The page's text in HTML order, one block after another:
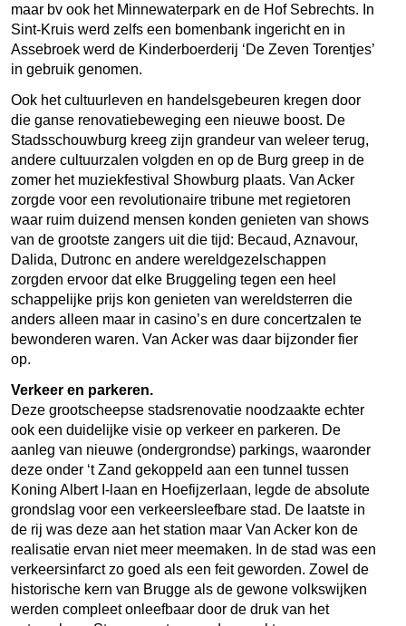
maar bv ook het Minnewaterpark en de Hof Sebrechts. In
Sint-Kruis werd zelfs een bomenbank ingericht en in
Assebroek werd de Kinderboerderij ‘De Zeven Torentjes’
in gebruik genomen.
Ook het cultuurleven en handelsgebeuren kregen door
die ganse renovatiebeweging een nieuwe boost. De
Stadsschouwburg kreeg zijn grandeur van weleer terug,
andere cultuurzalen volgden en op de Burg greep in de
zomer het muziekfestival Showburg plaats. Van Acker
zorgde voor een revolutionaire tribune met regietoren
waar ruim duizend mensen konden genieten van shows
van de grootste zangers uit die tijd: Becaud, Aznavour,
Dalida, Dutronc en andere wereldgezelschappen
zorgden ervoor dat elke Bruggeling tegen een heel
schappelijke prijs kon genieten van wereldsterren die
anders alleen maar in casino’s en dure concertzalen te
bewonderen waren. Van Acker was daar bijzonder fier
op.
Verkeer en parkeren.
Deze grootscheepse stadsrenovatie noodzaakte echter
ook een duidelijke visie op verkeer en parkeren. De
aanleg van nieuwe (ondergrondse) parkings, waaronder
deze onder ‘t Zand gekoppeld aan een tunnel tussen
Koning Albert I-laan en Hoefijzerlaan, legde de absolute
grondslag voor een verkeersleefbare stad. De laatste in
de rij was deze aan het station maar Van Acker kon de
realisatie ervan niet meer meemaken. In de stad was een
verkeersinfarct zo goed als een feit geworden. Zowel de
historische kern van Brugge als de gewone volkswijken
werden compleet onleefbaar door de druk van het